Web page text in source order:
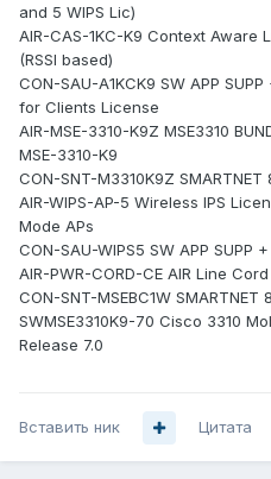
and 5 WIPS Lic)
AIR-CAS-1KC-K9 Context Aware
(RSSI based)
CON-SAU-A1KCK9 SW APP
for Clients License
AIR-MSE-3310-K9Z MSE3310
MSE-3310-K9
CON-SNT-M3310K9Z SMARTNET
AIR-WIPS-AP-5 Wireless IPS
Mode APs
CON-SAU-WIPS5 SW APP SUPP
AIR-PWR-CORD-CE AIR Line
CON-SNT-MSEBC1W SMARTNET
SWMSE3310K9-70 Cisco 3310
Release 7.0
Вставить ник Цитата